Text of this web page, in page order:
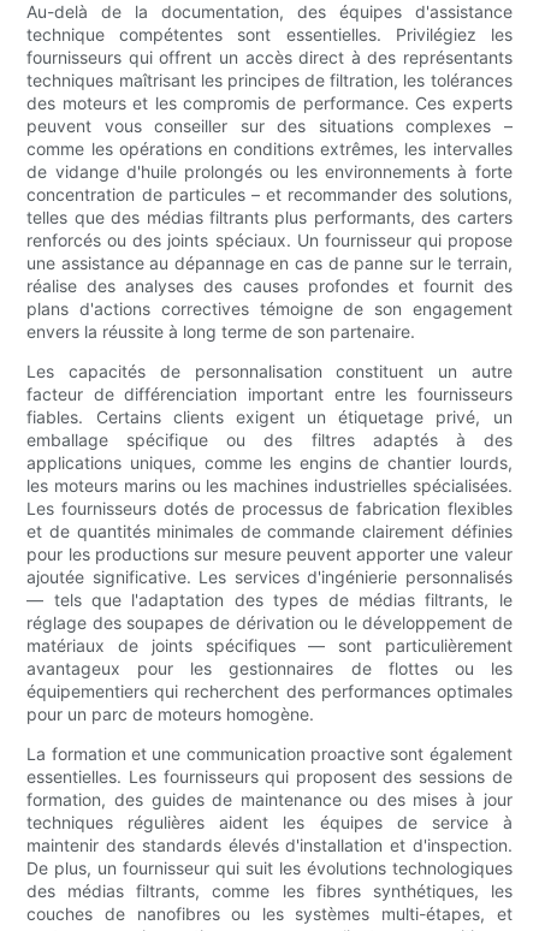
Au-delà de la documentation, des équipes d'assistance
technique compétentes sont essentielles. Privilégiez les
fournisseurs qui offrent un accès direct à des représentants
techniques maîtrisant les principes de filtration, les tolérances
des moteurs et les compromis de performance. Ces experts
peuvent vous conseiller sur des situations complexes –
comme les opérations en conditions extrêmes, les intervalles
de vidange d'huile prolongés ou les environnements à forte
concentration de particules – et recommander des solutions,
telles que des médias filtrants plus performants, des carters
renforcés ou des joints spéciaux. Un fournisseur qui propose
une assistance au dépannage en cas de panne sur le terrain,
réalise des analyses des causes profondes et fournit des
plans d'actions correctives témoigne de son engagement
envers la réussite à long terme de son partenaire.
Les capacités de personnalisation constituent un autre
facteur de différenciation important entre les fournisseurs
fiables. Certains clients exigent un étiquetage privé, un
emballage spécifique ou des filtres adaptés à des
applications uniques, comme les engins de chantier lourds,
les moteurs marins ou les machines industrielles spécialisées.
Les fournisseurs dotés de processus de fabrication flexibles
et de quantités minimales de commande clairement définies
pour les productions sur mesure peuvent apporter une valeur
ajoutée significative. Les services d'ingénierie personnalisés
— tels que l'adaptation des types de médias filtrants, le
réglage des soupapes de dérivation ou le développement de
matériaux de joints spécifiques — sont particulièrement
avantageux pour les gestionnaires de flottes ou les
équipementiers qui recherchent des performances optimales
pour un parc de moteurs homogène.
La formation et une communication proactive sont également
essentielles. Les fournisseurs qui proposent des sessions de
formation, des guides de maintenance ou des mises à jour
techniques régulières aident les équipes de service à
maintenir des standards élevés d'installation et d'inspection.
De plus, un fournisseur qui suit les évolutions technologiques
des médias filtrants, comme les fibres synthétiques, les
couches de nanofibres ou les systèmes multi-étapes, et